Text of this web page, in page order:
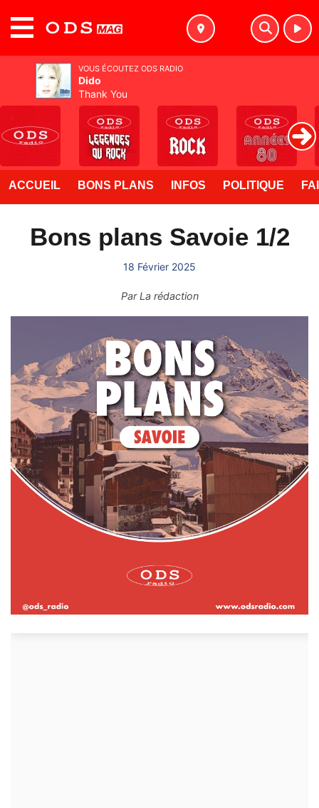
ACCUEIL BONS PLANS INFOS POLITIQUE
Bons plans Savoie 1/2
18 Février 2025
ParLa rédaction
VOUS ÉCOUTEZ ODS RADIO
Dido
Thank You